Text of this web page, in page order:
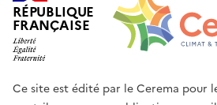
RÉPUBLIQUE
FRANÇAISE
Ce site est édité par le Cerema pour